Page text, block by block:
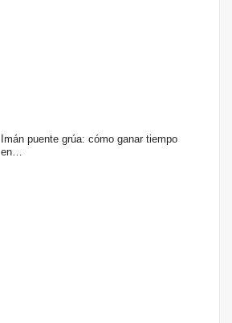
Imán puente grúa: cómo ganar tiempo
en…